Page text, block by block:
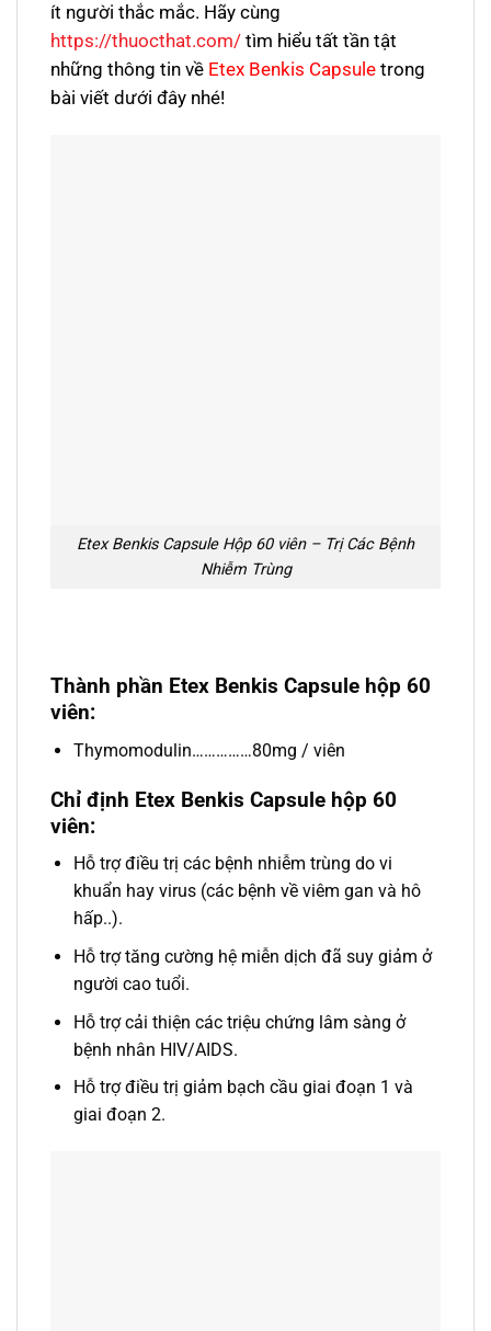
ít người thắc mắc. Hãy cùng
https://thuocthat.com/ tìm hiểu tất tần tật
những thông tin về Etex Benkis Capsule trong
bài viết dưới đây nhé!
Etex Benkis Capsule Hộp 60 viên – Trị Các Bệnh
Nhiễm Trùng
Thành phần Etex Benkis Capsule hộp 60
viên:
Thymomodulin……………80mg / viên
Chỉ định Etex Benkis Capsule hộp 60
viên:
Hỗ trợ điều trị các bệnh nhiễm trùng do vi
khuẩn hay virus (các bệnh về viêm gan và hô
hấp..).
Hỗ trợ tăng cường hệ miễn dịch đã suy giảm ở
người cao tuổi.
Hỗ trợ cải thiện các triệu chứng lâm sàng ở
bệnh nhân HIV/AIDS.
Hỗ trợ điều trị giảm bạch cầu giai đoạn 1 và
giai đoạn 2.